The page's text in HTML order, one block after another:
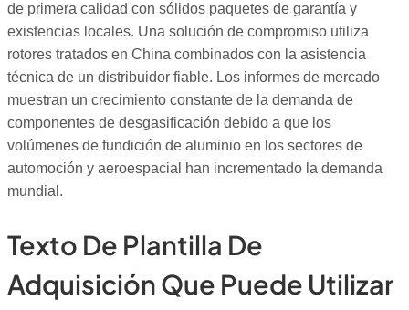
de primera calidad con sólidos paquetes de garantía y
existencias locales. Una solución de compromiso utiliza
rotores tratados en China combinados con la asistencia
técnica de un distribuidor fiable. Los informes de mercado
muestran un crecimiento constante de la demanda de
componentes de desgasificación debido a que los
volúmenes de fundición de aluminio en los sectores de
automoción y aeroespacial han incrementado la demanda
mundial.
Texto De Plantilla De
Adquisición Que Puede Utilizar